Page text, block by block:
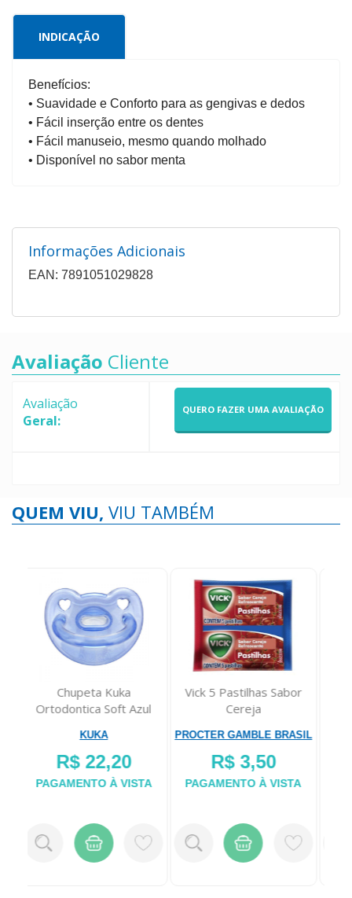
INDICAÇÃO
Benefícios:
• Suavidade e Conforto para as gengivas e dedos
• Fácil inserção entre os dentes
• Fácil manuseio, mesmo quando molhado
• Disponível no sabor menta
Informações Adicionais
EAN: 7891051029828
Avaliação Cliente
Avaliação
Geral:
QUERO FAZER UMA AVALIAÇÃO
QUEM VIU, VIU TAMBÉM
Vick 5 Pastilhas Sabor
Cereja
PROCTER GAMBLE BRASIL
R$ 3,50
PAGAMENTO À VISTA
Protetor Diário Intimus
Com Indicador De Troca
KIMBERLY-CLARK KENKO
R$ 17,98
PAGAMENTO À VISTA